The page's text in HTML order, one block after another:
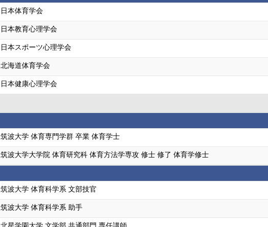
日本体育学会
日本教育心理学会
日本スポーツ心理学会
北海道体育学会
日本健康心理学会
筑波大学 体育専門学群 卒業 体育学士
筑波大学大学院 体育研究科 体育方法学専攻 修士 修了 体育学修士
筑波大学 体育科学系 文部技官
筑波大学 体育科学系 助手